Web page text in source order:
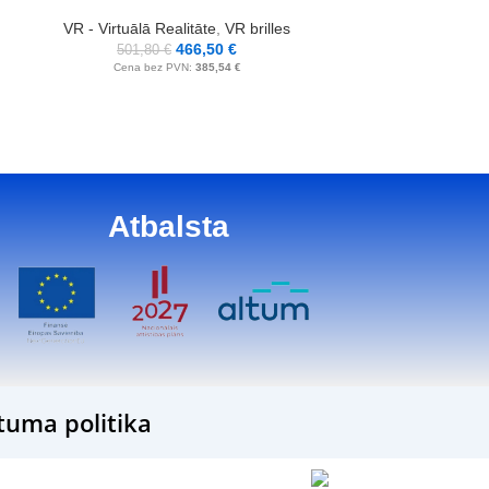
VR - Virtuālā Realitāte VR brilles
501,80€ 466,50 €
Cena bez PVN: 385,54 €
Atbalsta
politika